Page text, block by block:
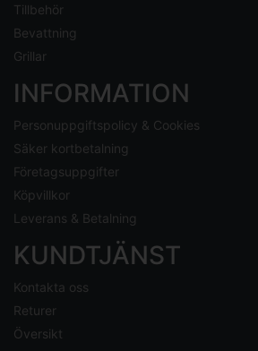
Tillbehör
Bevattning
Grillar
INFORMATION
Personuppgiftspolicy & Cookies
Säker kortbetalning
Företagsuppgifter
Köpvillkor
Leverans & Betalning
KUNDTJÄNST
Kontakta oss
Returer
Översikt